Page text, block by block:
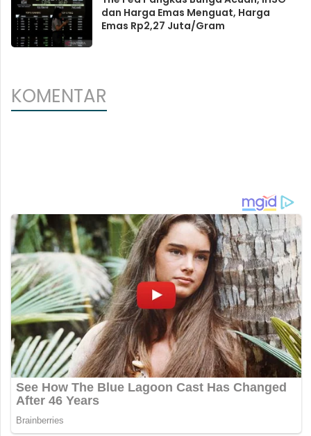
dan Harga Emas Menguat, Harga
Emas Rp2,27 Juta/Gram
KOMENTAR